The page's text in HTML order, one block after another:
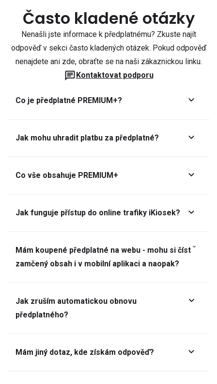
Často kladené otázky
Nenašli jste informace k předplatnému? Zkuste najít
odpověď v sekci často kladených otázek. Pokud odpověď
nenajdete ani zde, obraťte se na naši zákaznickou linku.
Kontaktovat podporu
Co je předplatné PREMIUM+?
Jak mohu uhradit platbu za předplatné?
Co vše obsahuje PREMIUM+
Jak funguje přístup do online trafiky iKiosek?
Mám koupené předplatné na webu - mohu si číst
zamčený obsah i v mobilní aplikaci a naopak?
Jak zruším automatickou obnovu
předplatného?
Mám jiný dotaz, kde získám odpověď?